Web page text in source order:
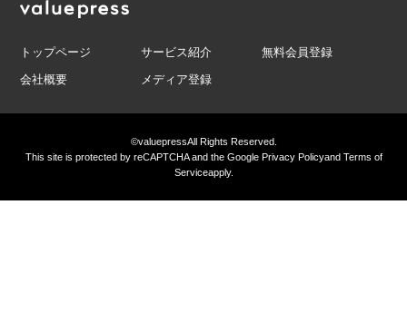
トップページ サービス紹介
無料会員登録
会社概要
メディア登録
©valuepressAll Rights Reserved.
This site is protected by reCAPTCHA and the GooglePrivacy PolicyandTerms of
Serviceapply.